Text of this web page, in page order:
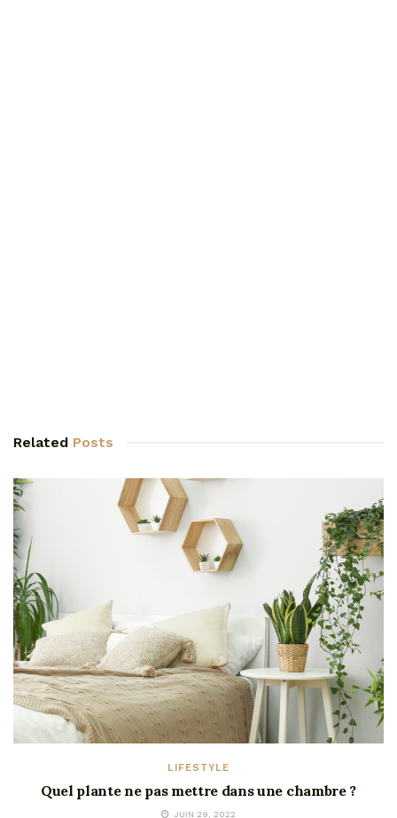
Related Posts
LIFESTYLE
Quel plante ne pas mettre dans une chambre ?
JUIN 29, 2022